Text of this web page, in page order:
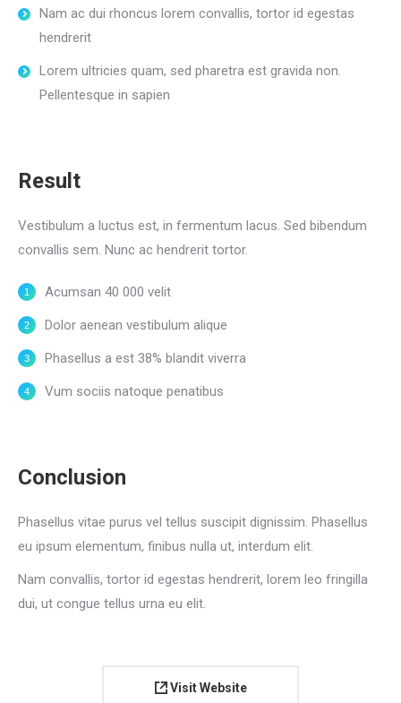
Nam ac dui rhoncus lorem convallis, tortor id egestas
hendrerit
Lorem ultricies quam, sed pharetra est gravida non.
Pellentesque in sapien
Result
Vestibulum a luctus est, in fermentum lacus. Sed bibendum
convallis sem. Nunc ac hendrerit tortor.
Acumsan 40 000 velit
Dolor aenean vestibulum alique
Phasellus a est 38% blandit viverra
Vum sociis natoque penatibus
Conclusion
Phasellus vitae purus vel tellus suscipit dignissim. Phasellus
eu ipsum elementum, finibus nulla ut, interdum elit.
Nam convallis, tortor id egestas hendrerit, lorem leo fringilla
dui, ut congue tellus urna eu elit.
Visit Website